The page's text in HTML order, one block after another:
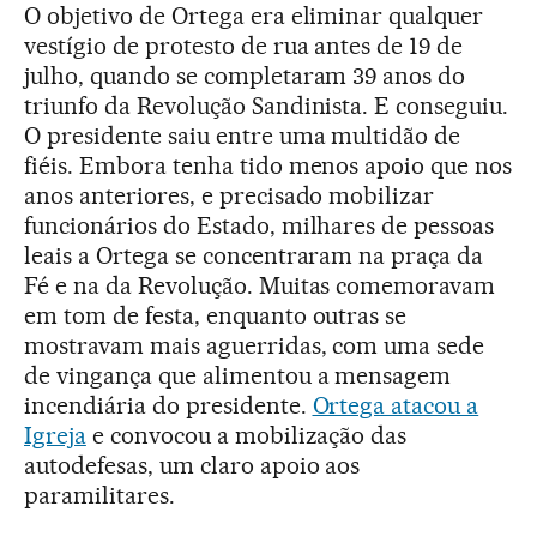
O objetivo de Ortega era eliminar qualquer
vestígio de protesto de rua antes de 19 de
julho, quando se completaram 39 anos do
triunfo da Revolução Sandinista. E conseguiu.
O presidente saiu entre uma multidão de
fiéis. Embora tenha tido menos apoio que nos
anos anteriores, e precisado mobilizar
funcionários do Estado, milhares de pessoas
leais a Ortega se concentraram na praça da
Fé e na da Revolução. Muitas comemoravam
em tom de festa, enquanto outras se
mostravam mais aguerridas, com uma sede
de vingança que alimentou a mensagem
incendiária do presidente. Ortega atacou a
Igrejae convocou a mobilização das
autodefesas, um claro apoio aos
paramilitares.